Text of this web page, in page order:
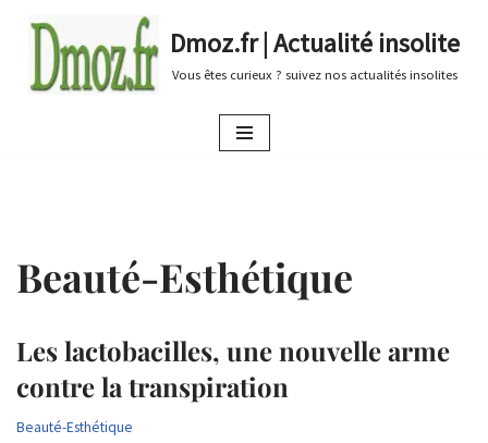
au
Dmoz.fr | Actualité insolite
Vous êtes curieux ? suivez nos actualités insolites
Beauté-Esthétique
Les lactobacilles, une nouvelle arme
contre la transpiration
Beauté-Esthétique